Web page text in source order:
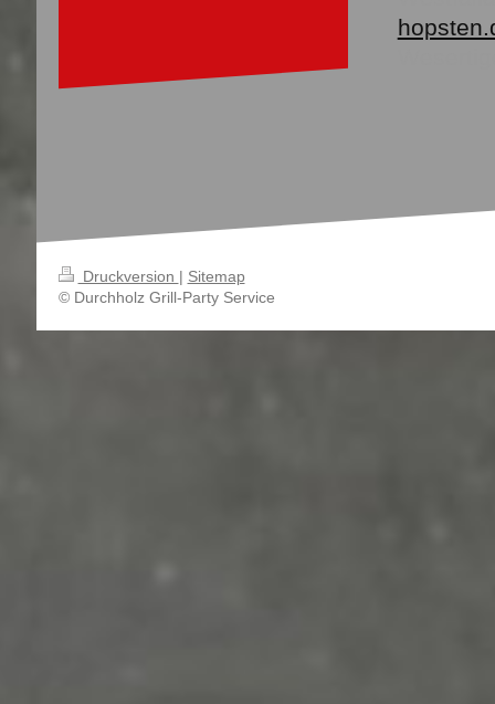
Druckversion | Sitemap
© Durchholz Grill-Party Service